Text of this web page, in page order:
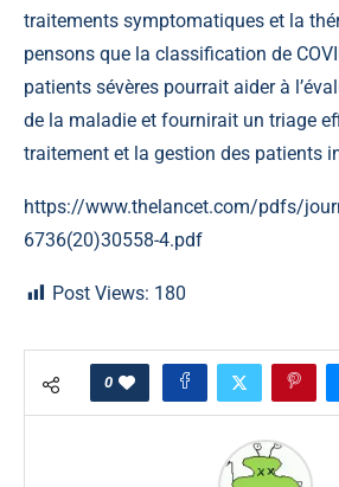
traitements symptomatiques et la
pensons que la classification de
patients sévères pourrait aider à
de la maladie et fournirait un triage
traitement et la gestion des patients
https://www.thelancet.com/pdfs/
6736(20)30558-4.pdf
Post Views: 180
0